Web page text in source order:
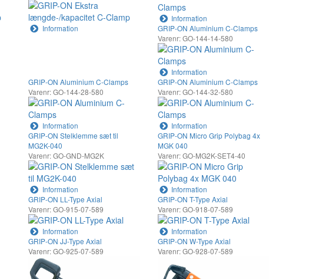
Information
Information
GRIP-ON Aluminium C-Clamps
Varenr: GO-144-14-580
Information
GRIP-ON Aluminium C-Clamps
Varenr: GO-144-28-580
Information
GRIP-ON Aluminium C-Clamps
Varenr: GO-144-32-580
Information
GRIP-ON Stelklemme sæt til
MG2K-040
Varenr: GO-GND-MG2K
Information
GRIP-ON Micro Grip Polybag 4x
MGK 040
Varenr: GO-MG2K-SET4-40
Information
GRIP-ON LL-Type Axial
Varenr: GO-915-07-589
Information
GRIP-ON T-Type Axial
Varenr: GO-918-07-589
Information
GRIP-ON JJ-Type Axial
Varenr: GO-925-07-589
GRIP-ON W-Type Axial
Varenr: GO-928-07-589